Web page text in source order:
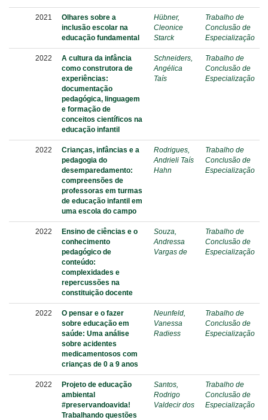
2021
Olhares sobre a
inclusão escolar na
educação fundamental
Hübner,
Cleonice
Starck
Trabalho de
Conclusão de
Especialização
2022
A cultura da infância
como construtora de
experiências:
documentação
pedagógica, linguagem
e formação de
conceitos científicos na
educação infantil
Schneiders,
Angélica
Taís
Trabalho de
Conclusão de
Especialização
2022
Crianças, infâncias e a
pedagogia do
desemparedamento:
compreensões de
professoras em turmas
de educação infantil em
uma escola do campo
Rodrigues,
Andrieli Taís
Hahn
Trabalho de
Conclusão de
Especialização
2022
Ensino de ciências e o
conhecimento
pedagógico de
conteúdo:
complexidades e
repercussões na
constituição docente
Souza,
Andressa
Vargas de
Trabalho de
Conclusão de
Especialização
2022
O pensar e o fazer
sobre educação em
saúde: Uma análise
sobre acidentes
medicamentosos com
crianças de 0 a 9 anos
Neunfeld,
Vanessa
Radiess
Trabalho de
Conclusão de
Especialização
2022
Projeto de educação
ambiental
#preservandoavida!
Trabalhando questões
Santos,
Rodrigo
Valdecir dos
Trabalho de
Conclusão de
Especialização